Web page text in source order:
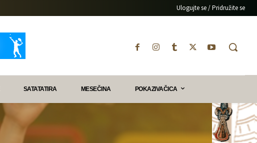
Ulogujte se / Pridružite se
SATATATIRA MESEČINA POKAZIVAČICA